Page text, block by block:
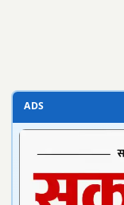
ADS